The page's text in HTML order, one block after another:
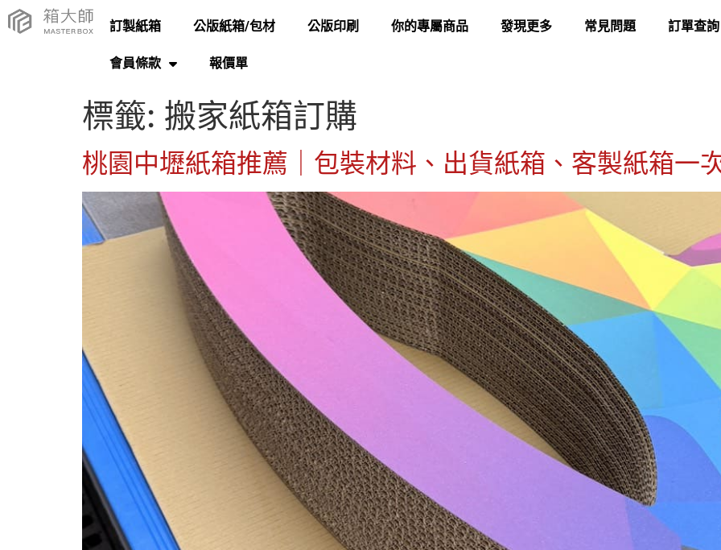
訂製紙箱 公版紙箱/包材 公版印刷 你的專屬商品 發現更多 常見問題 訂單查詢
會員條款 報價單
標籤: 搬家紙箱訂購
桃園中壢紙箱推薦｜包裝材料、出貨紙箱、客製紙箱一